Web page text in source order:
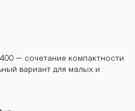
komb
– сочетание компактности
вариант для малых и